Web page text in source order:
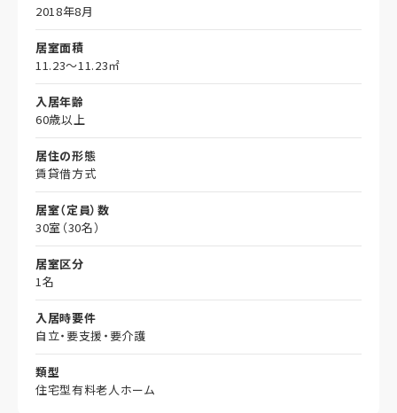
2018年8月
居室面積
11.23～11.23㎡
入居年齢
60歳以上
居住の形態
賃貸借方式
居室（定員）数
30室（30名）
居室区分
1名
入居時要件
自立・要支援・要介護
類型
住宅型有料老人ホーム